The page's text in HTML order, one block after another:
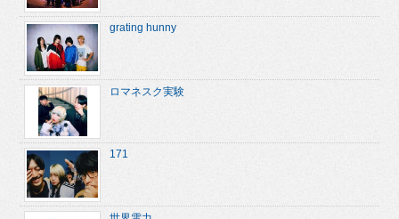
grating hunny
ロマネスク実験
171